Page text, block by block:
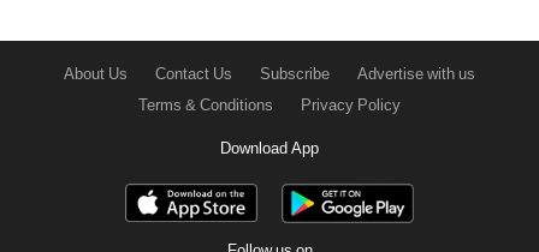
About Us Contact Us Subscribe
Advertise with us
Terms & Conditions
Privacy Policy
Download App